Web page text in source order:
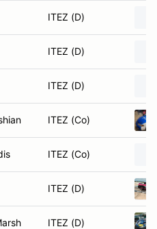
ITEZ (D)
ITEZ (D)
ITEZ (D)
ITEZ (Co)
ITEZ (Co)
ITEZ (D)
ITEZ (D)